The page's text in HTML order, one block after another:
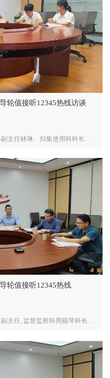
轮值接听12345热线访谈
款管理科科长黄鸿、监督监察科科长周丽琴、信息技术科科长陈大璋
轮值接听12345热线
科长, 信息技术科陈大璋科长, 归集贷款科周育荃科长